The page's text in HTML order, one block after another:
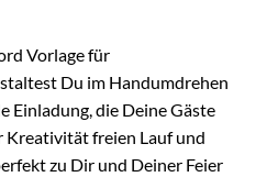
Vorlage für
Du im Handumdrehen
Einladung, die Deine Gäste
Kreativität freien Lauf und
zu Dir und Deiner Feier